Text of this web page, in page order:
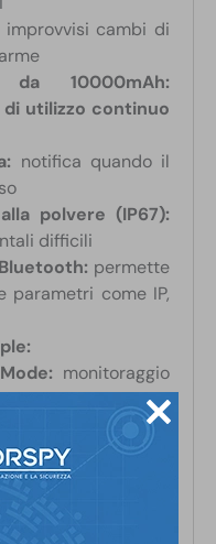
improvvisi cambi di
da 10000mAh:
di utilizzo continuo
notifica quando il
polvere (IP67):
difficili
permette
parametri come IP,
monitoraggio
costante
ottimizza la
in base ai